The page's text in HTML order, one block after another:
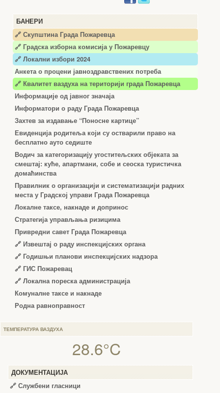
БАНЕРИ
🔗 Скупштина Града Пожаревца
🔗 Градска изборна комисија у Пожаревцу
🔗 Локални избори 2024
Анкета о процени јавноздравствених потреба
🔗 Квалитет ваздуха на територији града Пожаревца
Информације од јавног значаја
Информатори о раду Града Пожаревца
Захтев за издавање “Поносне картице”
Евиденција родитеља који су остварили право на
бесплатно ауто седиште
Водич за категоризацију угоститељских објеката за
смештај: куће, апартмани, собе и сеоска туристичка
домаћинства
Правилник о организацији и систематизацији радних
места у Градској управи Града Пожаревца
Локалне таксе, накнаде и допринос
Стратегија управљања ризицима
Привредни савет Града Пожаревца
🔗 Извештај о раду инспекцијских органа
🔗 Годишњи планови инспекцијских надзора
🔗 ГИС Пожаревац
🔗 Локална пореска администрација
Комуналне таксе и накнаде
Родна равноправност
ТЕМПЕРАТУРА ВАЗДУХА
28.6°C
ДОКУМЕНТАЦИЈА
🔗 Службени гласници